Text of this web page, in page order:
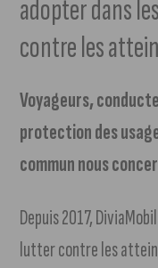
adopter dans
contre les
Voyageurs,
protection des
commun nous
Depuis 2017,
lutter contre les